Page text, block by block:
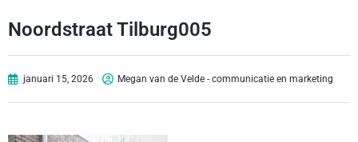
Noordstraat Tilburg005
januari 15, 2026 Megan van de Velde - communicatie en marketing